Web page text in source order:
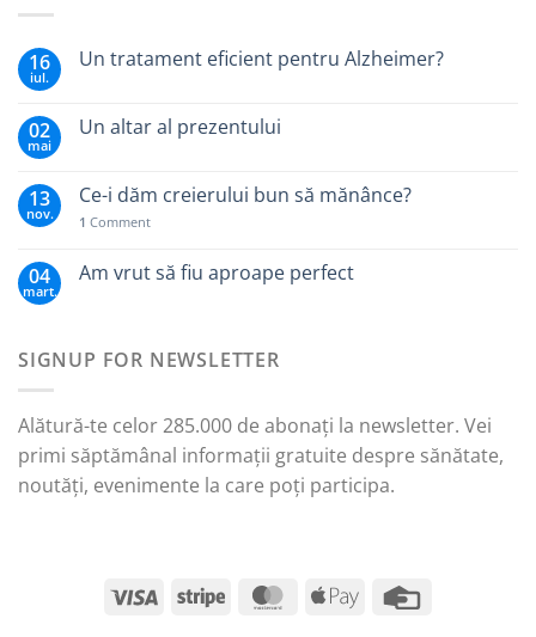
16
iul.
Un tratament eficient pentru Alzheimer?
02
mai
Un altar al prezentului
13
nov.
Ce-i dăm creierului bun să mănânce?
1 Comment
04
mart.
Am vrut să fiu aproape perfect
SIGNUP FOR NEWSLETTER
Alătură-te celor 285.000 de abonați la newsletter. Vei
primi săptămânal informații gratuite despre sănătate,
noutăți, evenimente la care poți participa.